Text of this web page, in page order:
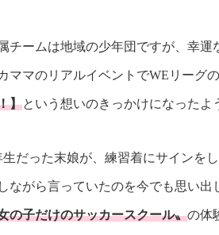
チームは地域の少年団ですが、幸
ママのリアルイベントでWEリーグ
】という想いのきっかけになったよ
生だった末娘が、練習着にサインを
ながら言っていたのを今でも思い
の子だけのサッカースクール〟の体